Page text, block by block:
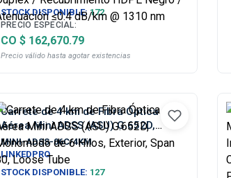
/ Atenuación ≤0.4 dB/km @ 1310 nm
STOCK DISPONIBLE: 172
PRECIO ESPECIAL:
CO $ 162,670.79
Precio válido hasta agotar existencias
Carrete de 4 km de Fibra Óptica
Aérea Mini ADSS (ASU) G.652D,
Monomodo de 6 Hilos, Exterior, Span
80, Loose Tube
MINI-ADSS-06C/4KM
LINKEDPRO
STOCK DISPONIBLE: 127